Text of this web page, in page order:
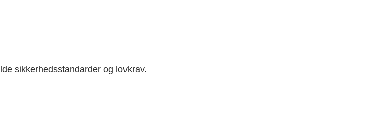
sikkerhedsstandarder og lovkrav.